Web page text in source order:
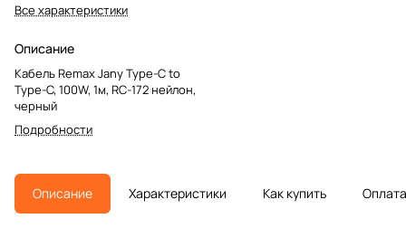
Все характеристики
Описание
Кабель Remax Jany Type-C to
Type-C, 100W, 1м, RC-172 нейлон,
черный
Подробности
Описание Характеристики Как купить Оплата